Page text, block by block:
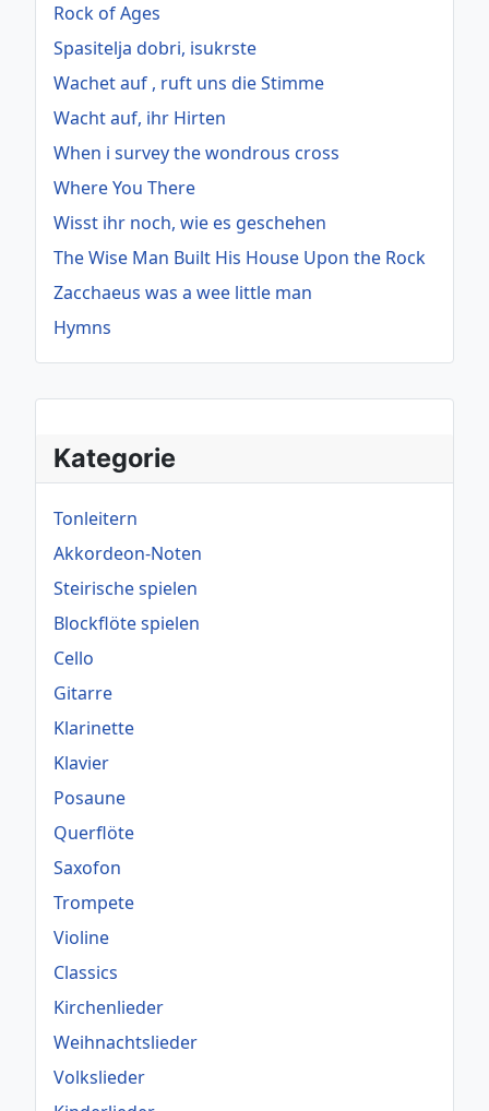
Kategorie
Tonleitern
Akkordeon-Noten
Steirische spielen
Blockflöte spielen
Cello
Gitarre
Klarinette
Klavier
Posaune
Querflöte
Saxofon
Trompete
Violine
Classics
Kirchenlieder
Weihnachtslieder
Volkslieder
Rock of Ages
Spasitelja dobri, isukrste
Wachet auf , ruft uns die Stimme
Wacht auf, ihr Hirten
When i survey the wondrous cross
Where You There
Wisst ihr noch, wie es geschehen
The Wise Man Built His House Upon the Rock
Zacchaeus was a wee little man
Hymns